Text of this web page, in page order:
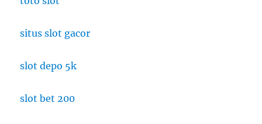
situs slot gacor
slot depo 5k
slot bet 200